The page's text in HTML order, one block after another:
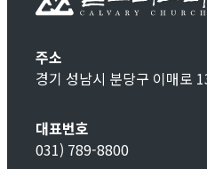
주소
경기 성남시 분당구 이매로
대표번호
031) 789-8800